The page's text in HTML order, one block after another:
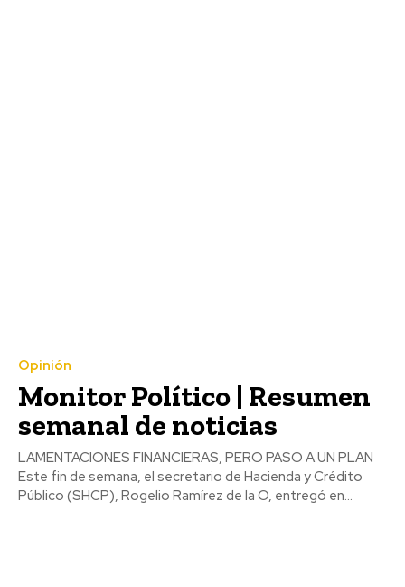
Opinión
Monitor Político | Resumen
semanal de noticias
LAMENTACIONES FINANCIERAS, PERO PASO A UN PLAN
Este fin de semana, el secretario de Hacienda y Crédito
Público (SHCP), Rogelio Ramírez de la O, entregó en...